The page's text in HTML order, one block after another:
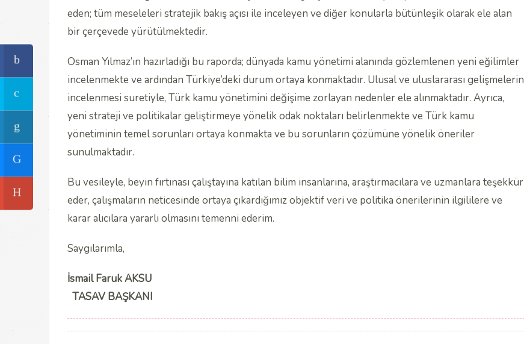
eden; tüm meseleleri stratejik bakış açısı ile inceleyen ve diğer konularla bütünleşik olarak ele alan
bir çerçevede yürütülmektedir.
Osman Yılmaz’ın hazırladığı bu raporda; dünyada kamu yönetimi alanında gözlemlenen yeni eğilimler
incelenmekte ve ardından Türkiye’deki durum ortaya konmaktadır. Ulusal ve uluslararası gelişmelerin
incelenmesi suretiyle, Türk kamu yönetimini değişime zorlayan nedenler ele alınmaktadır. Ayrıca,
yeni strateji ve politikalar geliştirmeye yönelik odak noktaları belirlenmekte ve Türk kamu
yönetiminin temel sorunları ortaya konmakta ve bu sorunların çözümüne yönelik öneriler
sunulmaktadır.
Bu vesileyle, beyin fırtınası çalıştayına katılan bilim insanlarına, araştırmacılara ve uzmanlara teşekkür
eder, çalışmaların neticesinde ortaya çıkardığımız objektif veri ve politika önerilerinin ilgililere ve
karar alıcılara yararlı olmasını temenni ederim.
Saygılarımla,
İsmail Faruk AKSU
TASAV BAŞKANI